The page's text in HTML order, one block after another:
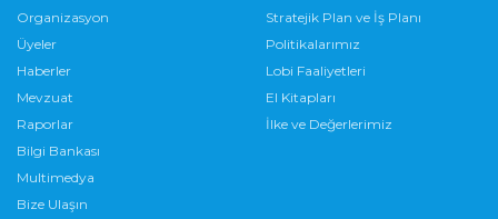
Organizasyon
Üyeler
Haberler
Mevzuat
Raporlar
Bilgi Bankası
Multimedya
Bize Ulaşın
Stratejik Plan ve İş Planı
Politikalarımız
Lobi Faaliyetleri
El Kitapları
İlke ve Değerlerimiz